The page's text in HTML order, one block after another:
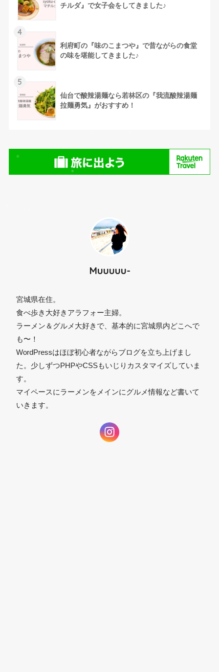
チルダ』で女子会をしてきました♪
4
利府町の『味のこまつや』で昔ながらの食堂
の味を堪能してきました♪
5
仙台で酸辣湯麺なら若林区の『我流酸辣湯麺
拉麺勇気』がおすすめ！
Muuuuu-
宮城県在住。
食べ歩き大好きアラフォー主婦。
ラーメン＆グルメ大好きで、基本的に宮城県内どこへで
も〜！
WordPressはほぼ初心者ながらブログを立ち上げまし
た。少しずつPHPやCSSもいじりカスタマイズしていま
す。
マイペースにラーメンをメインにグルメ情報など書いて
いきます。